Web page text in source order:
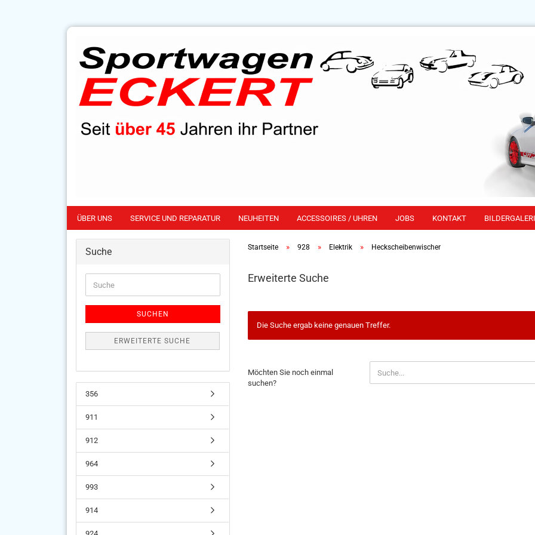
ÜBER UNS SERVICE UND REPARATUR NEUHEITEN ACCESSOIRES / UHREN JOBS KONTAKT
Startseite » 928 » Elektrik » Heckscheibenwischer
Erweiterte Suche
Die Suche ergab keine genauen Treffer.
SIE
NOCH
Möchten Sie noch einmal
suchen?
Suche
SUCHEN
ERWEITERTE SUCHE
356
911
912
964
993
914